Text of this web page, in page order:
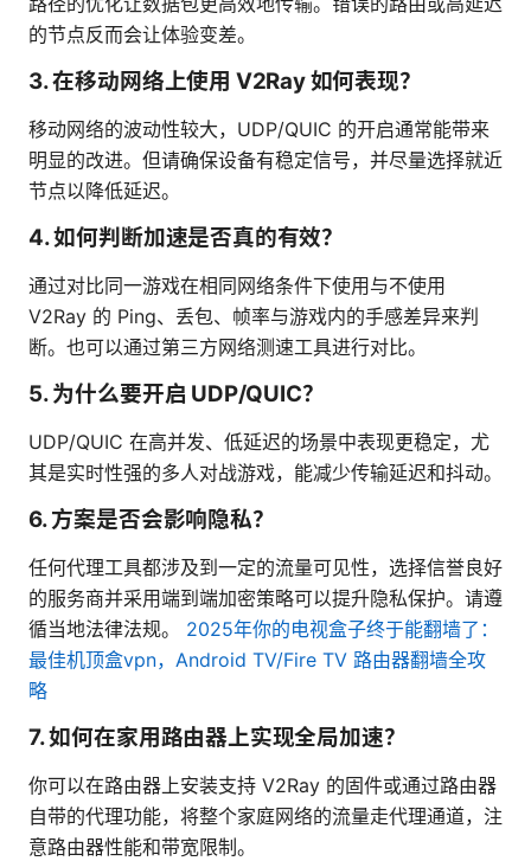
的节点反而会让体验变差。
3. 在移动网络上使用 V2Ray 如何表现？
移动网络的波动性较大，UDP/QUIC 的开启通常能带来
明显的改进。但请确保设备有稳定信号，并尽量选择就近
节点以降低延迟。
4. 如何判断加速是否真的有效？
通过对比同一游戏在相同网络条件下使用与不使用
V2Ray 的 Ping、丢包、帧率与游戏内的手感差异来判
断。也可以通过第三方网络测速工具进行对比。
5. 为什么要开启 UDP/QUIC？
UDP/QUIC 在高并发、低延迟的场景中表现更稳定，尤
其是实时性强的多人对战游戏，能减少传输延迟和抖动。
6. 方案是否会影响隐私？
任何代理工具都涉及到一定的流量可见性，选择信誉良好
的服务商并采用端到端加密策略可以提升隐私保护。请遵
循当地法律法规。 2025年你的电视盒子终于能翻墙了：
最佳机顶盒vpn，Android TV/Fire TV 路由器翻墙全攻
略
7. 如何在家用路由器上实现全局加速？
你可以在路由器上安装支持 V2Ray 的固件或通过路由器
自带的代理功能，将整个家庭网络的流量走代理通道，注
意路由器性能和带宽限制。